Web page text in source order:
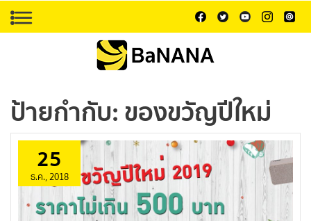
ป้ายกำกับ:ของขวัญปีใหม่
25
ธ.ค., 2018